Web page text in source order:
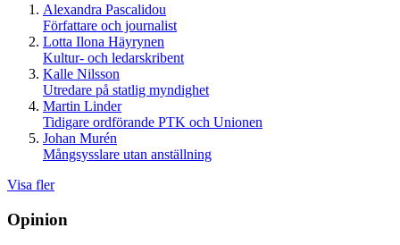
Alexandra Pascalidou
Författare och journalist
Lotta Ilona Häyrynen
Kultur- och ledarskribent
Kalle Nilsson
Utredare på statlig myndighet
Martin Linder
Tidigare ordförande PTK och Unionen
Johan Murén
Mångsysslare utan anställning
Visa fler
Opinion